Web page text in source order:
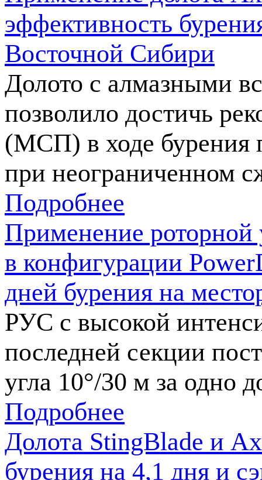
эффективность
Восточной Сибири
Долото с алмазными
позволило достичь
(МСП) в ходе бурения
при неограниченном
Подробнее
Применение
в конфигурации
дней бурения на
РУС c высокой
последней секции
угла 10°/30 м за одно
Подробнее
Долота StingBlade и
бурения на 4,1 дня и